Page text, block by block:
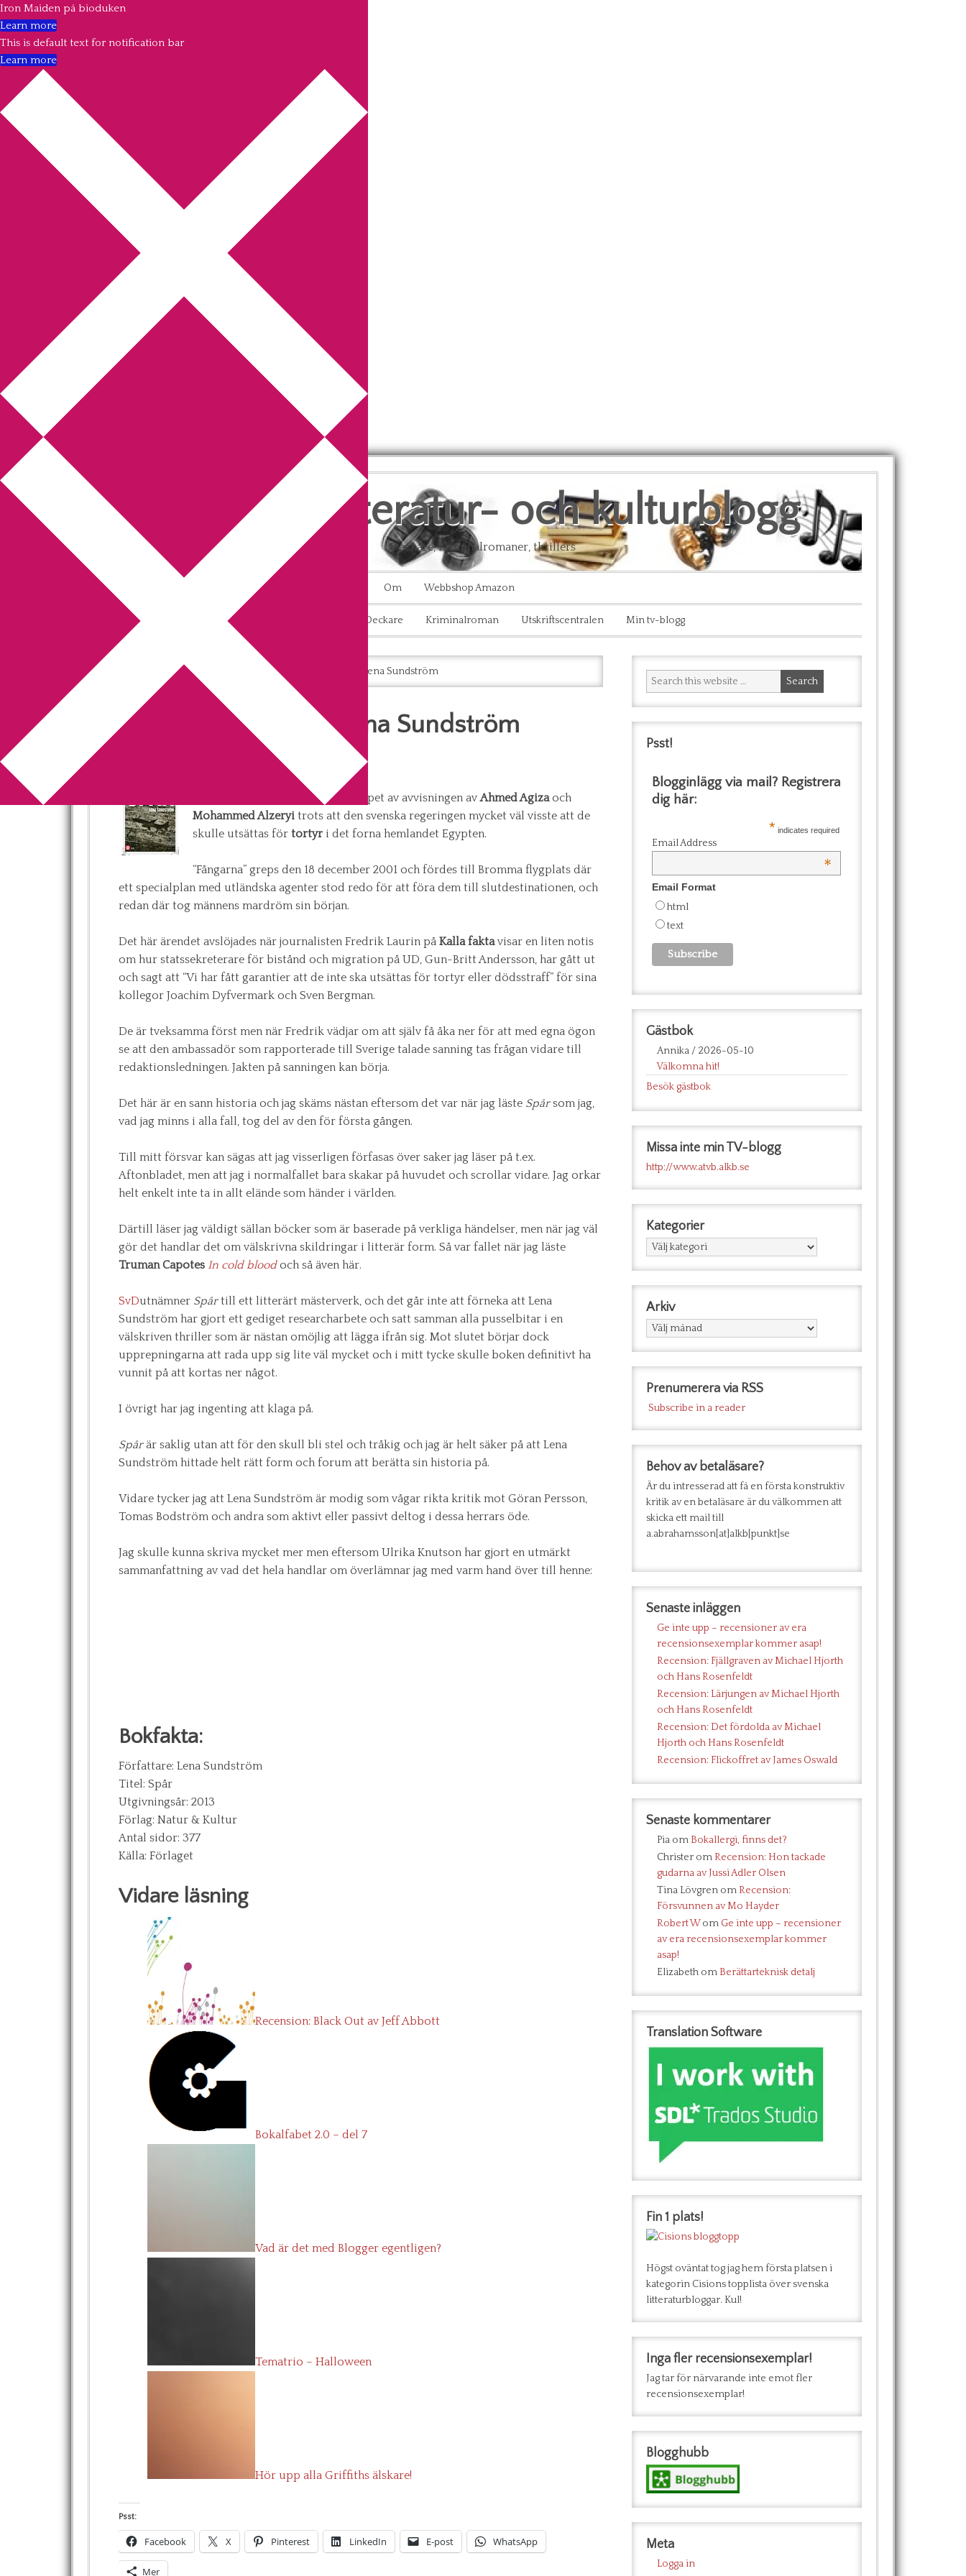
Annikas litteratur- och kulturblogg
Deckare, kriminalromaner, thrillers
Författarfemman Om Webbshop Amazon
Gästinlägg Bokbloggsjerka Deckare Kriminalroman Utskriftscentralen Min tv-blogg
You are here:Home Recension: Spår av Lena Sundström
Recension: Spår av Lena Sundström
Leave a Comment
Lena Sundströmpå djupet av avvisningen avAhmed Agizaoch
Mohammed Alzeryi trots att den svenska regeringen mycket väl visste att de
skulle utsättas för tortyr i det forna hemlandet Egypten.
“Fångarna” greps den 18 december 2001 och fördes till Bromma flygplats där
ett specialplan med utländska agenter stod redo för att föra dem till slutdestinationen, och
redan där tog männens mardröm sin början.
Det här ärendet avslöjades när journalisten Fredrik Laurin på Kalla faktavisar en liten notis
om hur statssekreterare för bistånd och migration på UD, Gun-Britt Andersson, har gått ut
och sagt att “Vi har fått garantier att de inte ska utsättas för tortyr eller dödsstraff” för sina
kollegor Joachim Dyfvermark och Sven Bergman.
De är tveksamma först men när Fredrik vädjar om att själv få åka ner för att med egna ögon
se att den ambassadör som rapporterade till Sverige talade sanning tas frågan vidare till
redaktionsledningen. Jakten på sanningen kan börja.
Det här är en sann historia och jag skäms nästan eftersom det var när jag läste Spårsom jag,
vad jag minns i alla fall, tog del av den för första gången.
Till mitt försvar kan sägas att jag visserligen förfasas över saker jag läser på t.ex.
Aftonbladet, men att jag i normalfallet bara skakar på huvudet och scrollar vidare. Jag orkar
helt enkelt inte ta in allt elände som händer i världen.
Därtill läser jag väldigt sällan böcker som är baserade på verkliga händelser, men när jag väl
gör det handlar det om välskrivna skildringar i litterär form. Så var fallet när jag läste
Truman Capotes In cold bloodoch så även här.
SvDutnämner Spårtill ett litterärt mästerverk, och det går inte att förneka att Lena
Sundström har gjort ett gediget researcharbete och satt samman alla pusselbitar i en
välskriven thriller som är nästan omöjlig att lägga ifrån sig. Mot slutet börjar dock
upprepningarna att rada upp sig lite väl mycket och i mitt tycke skulle boken definitivt ha
vunnit på att kortas ner något.
I övrigt har jag ingenting att klaga på.
Spårär saklig utan att för den skull bli stel och tråkig och jag är helt säker på att Lena
Sundström hittade helt rätt form och forum att berätta sin historia på.
Vidare tycker jag att Lena Sundström är modig som vågar rikta kritik mot Göran Persson,
Tomas Bodström och andra som aktivt eller passivt deltog i dessa herrars öde.
Jag skulle kunna skriva mycket mer men eftersom Ulrika Knutson har gjort en utmärkt
sammanfattning av vad det hela handlar om överlämnar jag med varm hand över till henne:
Bokfakta:
Författare: Lena Sundström
Titel: Spår
Utgivningsår: 2013
Förlag: Natur & Kultur
Antal sidor: 377
Källa: Förlaget
Vidare läsning
Recension: Black Out av Jeff Abbott
Bokalfabet 2.0 – del 7
Vad är det med Blogger egentligen?
Tematrio – Halloween
Hör upp alla Griffiths älskare!
Psst:
Facebook X Pinterest LinkedIn E-post WhatsApp
Mer
Psst!
Blogginlägg via mail? Registrera
dig här:
* indicates required
Email Address
*
Email Format
html
text
Gästbok
Annika/ 2026-05-10
Välkomna hit!
Besök gästbok
Missa inte min TV-blogg
http://www.atvb.alkb.se
Kategorier
Kategorier
Arkiv
Arkiv
Prenumerera via RSS
Subscribe in a reader
Behov av betaläsare?
Är du intresserad att få en första konstruktiv
kritik av en betaläsare är du välkommen att
skicka ett mail till
a.abrahamsson[at]alkb[punkt]se
Senaste inläggen
Ge inte upp – recensioner av era
recensionsexemplar kommer asap!
Recension: Fjällgraven av Michael Hjorth
och Hans Rosenfeldt
Recension: Lärjungen av Michael Hjorth
och Hans Rosenfeldt
Recension: Det fördolda av Michael
Hjorth och Hans Rosenfeldt
Recension: Flickoffret av James Oswald
Senaste kommentarer
Pia om Bokallergi, finns det?
Christer om Recension: Hon tackade
gudarna av Jussi Adler Olsen
Tina Lövgren om Recension:
Försvunnen av Mo Hayder
Robert Wom Ge inte upp – recensioner
av era recensionsexemplar kommer
asap!
Elizabeth om Berättarteknisk detalj
Translation Software
Fin 1 plats!
Högst oväntat tog jag hem första platsen i
kategorin Cisions topplista över svenska
litteraturbloggar. Kul!
Inga fler recensionsexemplar!
Jag tar för närvarande inte emot fler
recensionsexemplar!
Blogghubb
Meta
Logga in
Iron Maiden på bioduken
Learn more
This is default text for notification bar
Learn more